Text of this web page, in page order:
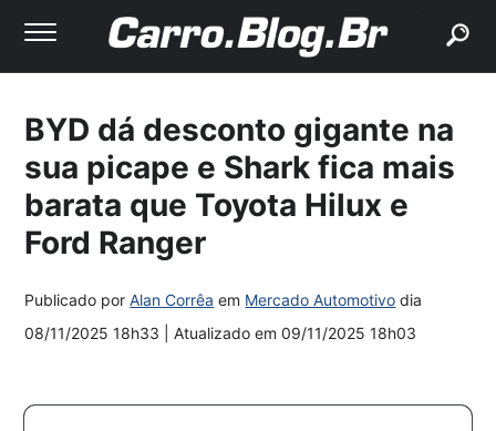
BYD dá desconto gigante na
sua picape e Shark fica mais
barata que Toyota Hilux e
Ford Ranger
Publicado porAlan Corrêa em Mercado Automotivo dia
08/11/2025 18h33
| Atualizado em09/11/2025 18h03